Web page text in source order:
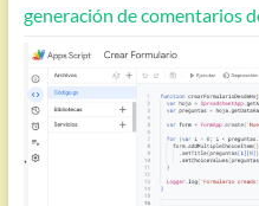
generación de comentarios